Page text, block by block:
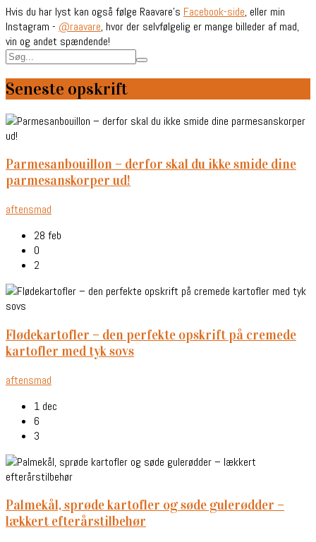
Hvis du har lyst kan også følge Raavare’s Facebook-side, eller min
Instagram - @raavare, hvor der selvfølgelig er mange billeder af mad,
vin og andet spændende!
Seneste opskrift
parmesanbouillon – derfor skal du ikke smide dine
parmesanskorper ud!
aftensmad
28 feb
0
2
flødekartofler – den perfekte opskrift på cremede
kartofler med tyk sovs
aftensmad
1 dec
6
3
palmekål, sprøde kartofler og søde gulerødder –
lækkert efterårstilbehør